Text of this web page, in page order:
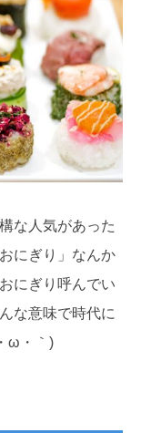
な人気があった
にぎり」なんか
にぎり呼んでい
な意味で時代に
ω・｀)